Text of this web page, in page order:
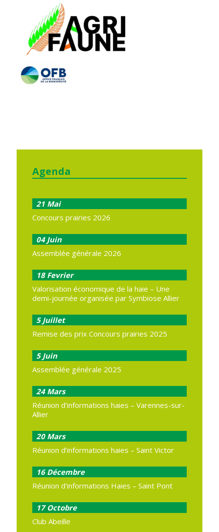
Agenda
21 Mai
Concours prairies 2026
04 Juin
Assemblée générale 2026
18 Fevrier
Valorisation économique de la haie – Une
demi-journée organisée par Symbiose Allier
5 Juillet
Remise des prix Concours prairies 2025
5 Juin
Assemblée générale 2025
24 Mars
Réunion d’informations haies – Varennes-sur-
Allier
20 Mars
Réunion d’informations haies – Saint Victor
16 Décembre
Réunion d’informations Haies – Saint Pont
17 Octobre
Club Abeille